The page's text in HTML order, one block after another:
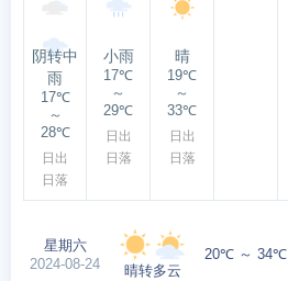
阴转中
雨
17℃
～
28℃
日出
日落
小雨
17℃
～
29℃
日出
日落
晴
19℃
～
33℃
日出
日落
星期六
2024-08-24
晴转多云
20℃ ～ 34℃